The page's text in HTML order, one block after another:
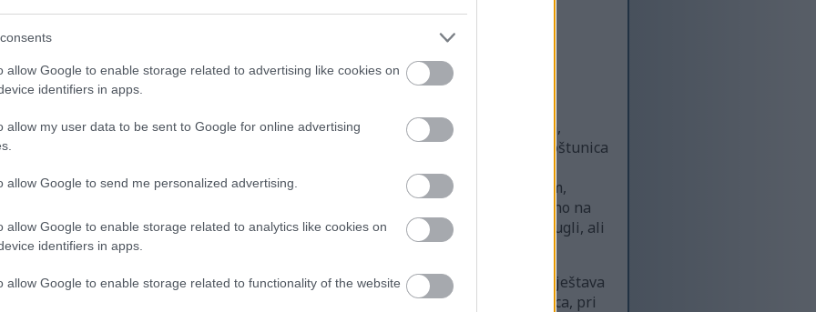
allow Google to enable storage related to advertising like cookies on
identifiers in apps.
allow my user data to be sent to Google for online advertising
allow Google to send me personalized advertising.
allow Google to enable storage related to analytics like cookies on
identifiers in apps.
allow Google to enable storage related to functionality of the website
;-)
u živopisnom, intimnom krupnom planu, njihove površine blistaju pod mekim,
prikazuje voće u njegovom najčistijem obliku, svaka bobica je skup nježnih koštunica
složenu, gotovo skulpturalnu teksturu. Rubin-crveni tonovi svjetlucaju
gotovo prozirno tamo gdje svjetlost udara, dok druge ostaju u sjeni u dubljim,
polja zamućuje pozadinu u mekani preljev boja, privlačeći pogled direktno na
na bliži pregled i divljenje njihovom prirodnom dizajnu. Njihovi oblici, okrugli, ali
- voće svježe s loze, neprerađeno i prepuno života.
Sitne koštice maline djeluju punašno i čvrsto, njihov suptilni sjaj nagovještava
gotovo može zamisliti osjećaj nježnog pritiskanja bobice između prsta i palca, pri